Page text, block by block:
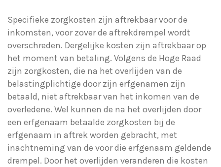
Specifieke zorgkosten zijn aftrekbaar voor de
inkomsten, voor zover de aftrekdrempel wordt
overschreden. Dergelijke kosten zijn aftrekbaar op
het moment van betaling. Volgens de Hoge Raad
zijn zorgkosten, die na het overlijden van de
belastingplichtige door zijn erfgenamen zijn
betaald, niet aftrekbaar van het inkomen van de
overledene. Wel kunnen de na het overlijden door
een erfgenaam betaalde zorgkosten bij de
erfgenaam in aftrek worden gebracht, met
inachtneming van de voor die erfgenaam geldende
drempel. Door het overlijden veranderen die kosten